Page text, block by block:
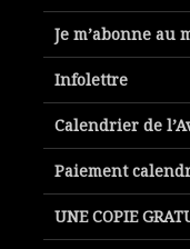
Je m’abonne au
Infolettre
Calendrier de
Paiement
UNE COPIE